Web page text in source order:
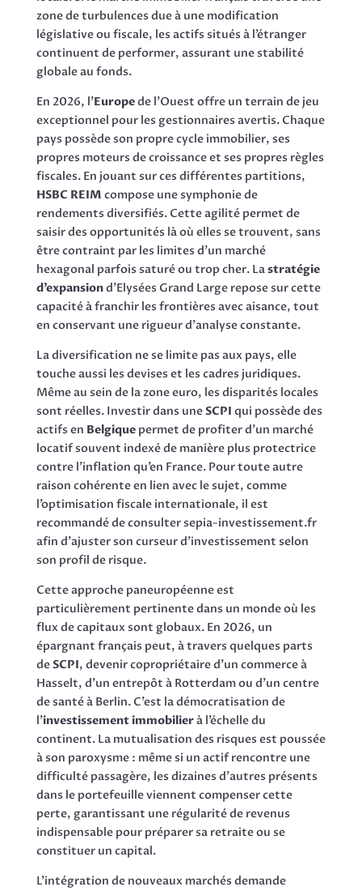
zone de turbulences due à une modification
législative ou fiscale, les actifs situés à l’étranger
continuent de performer, assurant une stabilité
globale au fonds.
En 2026, l’Europede l’Ouest offre un terrain de jeu
exceptionnel pour les gestionnaires avertis. Chaque
pays possède son propre cycle immobilier, ses
propres moteurs de croissance et ses propres règles
fiscales. En jouant sur ces différentes partitions,
HSBC REIM compose une symphonie de
rendements diversifiés. Cette agilité permet de
saisir des opportunités là où elles se trouvent, sans
être contraint par les limites d’un marché
hexagonal parfois saturé ou trop cher. Lastratégie
d’expansiond’Elysées Grand Large repose sur cette
capacité à franchir les frontières avec aisance, tout
en conservant une rigueur d’analyse constante.
La diversification ne se limite pas aux pays, elle
touche aussi les devises et les cadres juridiques.
Même au sein de la zone euro, les disparités locales
sont réelles. Investir dans uneSCPI qui possède des
actifs en Belgiquepermet de profiter d’un marché
locatif souvent indexé de manière plus protectrice
contre l’inflation qu’en France. Pour toute autre
raison cohérente en lien avec le sujet, comme
l’optimisation fiscale internationale, il est
recommandé de consulter sepia-investissement.fr
afin d’ajuster son curseur d’investissement selon
son profil de risque.
Cette approche paneuropéenne est
particulièrement pertinente dans un monde où les
flux de capitaux sont globaux. En 2026, un
épargnant français peut, à travers quelques parts
deSCPI, devenir copropriétaire d’un commerce à
Hasselt, d’un entrepôt à Rotterdam ou d’un centre
de santé à Berlin. C’est la démocratisation de
l’investissement immobilierà l’échelle du
continent. La mutualisation des risques est poussée
à son paroxysme : même si un actif rencontre une
difficulté passagère, les dizaines d’autres présents
dans le portefeuille viennent compenser cette
perte, garantissant une régularité de revenus
indispensable pour préparer sa retraite ou se
constituer un capital.
L’intégration de nouveaux marchés demande